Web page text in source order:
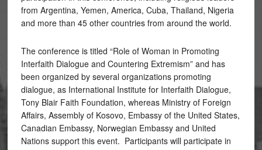
from Argentina, Yemen, America, Cuba, Thailand, Nigeria
and more than 45 other countries from around the world.
The conference is titled “Role of Woman in Promoting
Interfaith Dialogue and Countering Extremism” and has
been organized by several organizations promoting
dialogue, as International Institute for Interfaith Dialogue,
Tony Blair Faith Foundation, whereas Ministry of Foreign
Affairs, Assembly of Kosovo, Embassy of the United States,
Canadian Embassy, Norwegian Embassy and United
Nations support this event. Participants will participate in